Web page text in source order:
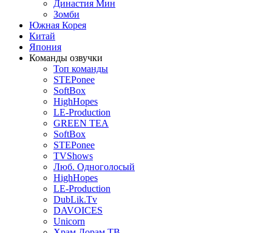
Династия Мин
Зомби
Южная Корея
Китай
Япония
Команды озвучки
Топ команды
STEPonee
SoftBox
HighHopes
LE-Production
GREEN TEA
SoftBox
STEPonee
TVShows
Люб. Одноголосый
HighHopes
LE-Production
DubLik.Tv
DAVOICES
Unicorn